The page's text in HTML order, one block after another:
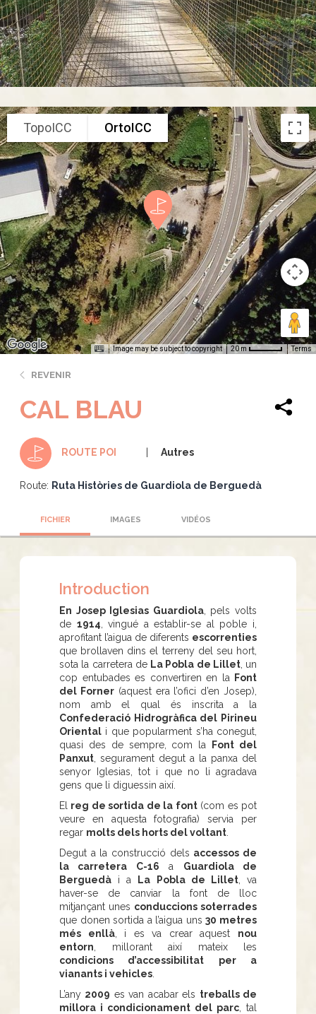
TopoICC OrtoICC
Image may be subject to copyright 20 m Terms
REVENIR
CAL BLAU
ROUTE POI Autres
Route: Ruta Històries de Guardiola de Berguedà
FICHIER IMAGES VIDÉOS
Introduction
En Josep Iglesias Guardiola, pels volts
de 1914 , vingué a establir-se al poble i,
aprofitant l’aigua de diferents escorrenties
que brollaven dins el terreny del seu hort,
sota la carretera de La Pobla de Lillet, un
cop entubades es convertiren en la
Font
del Forner(aquest era l’ofici d’en Josep),
nom amb el qual és inscrita a la
Confederació Hidrogràfica del Pirineu
Oriental i que popularment s’ha conegut,
quasi des de sempre, com la
Font del
Panxut , segurament degut a la panxa del
senyor Iglesias, tot i que no li agradava
gens que li diguessin així.
El reg de sortida de la font(com es pot
veure en aquesta fotografia) servia per
regar molts dels horts del voltant
Degut a la construcció dels accessos de
la carretera C-16 a Guardiola de
Berguedà i a La Pobla de Lillet, va
haver-se de canviar la font de lloc
mitjançant unes conduccions soterrades
que donen sortida a l’aigua uns30 metres
més enllà, i es va crear aquest nou
entorn , millorant així mateix les
condicions d’accessibilitat per a
vianants i vehicles
L’any 2009 es van acabar els treballs de
millora i condicionament del parc , tal